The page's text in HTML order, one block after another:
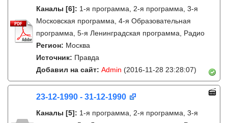
Каналы [6]: 1-я программа, 2-я программа, 3-я
Московская программа, 4-я Образовательная
программа, 5-я Ленинградская программа, Радио
Регион: Москва
Источник: Правда
Добавил на сайт: Admin (2016-11-28 23:28:07)
23-12-1990 - 31-12-1990
Каналы [5]: 1-я программа, 2-я программа, 3-я